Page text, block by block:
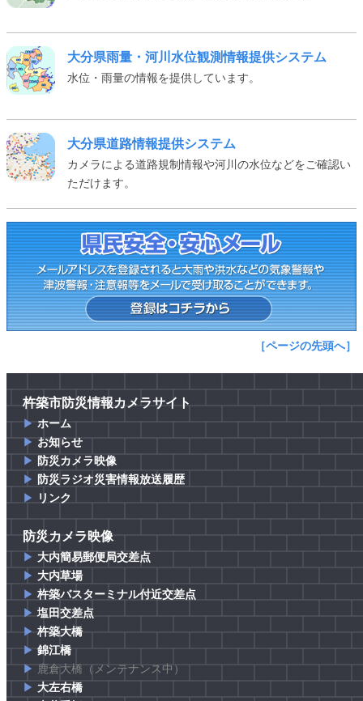
大分県雨量・河川水位観測情報提供システム
水位・雨量の情報を提供しています。
大分県道路情報提供システム
カメラによる道路規制情報や河川の水位などをご確認い
ただけます。
［ページの先頭へ］
杵築市防災情報カメラサイト
▶ ホーム
▶ お知らせ
▶ 防災カメラ映像
▶ 防災ラジオ災害情報放送履歴
▶ リンク
防災カメラ映像
▶ 大内簡易郵便局交差点
▶ 大内草場
▶ 杵築バスターミナル付近交差点
▶ 塩田交差点
▶ 杵築大橋
▶ 錦江橋
▶ 鹿倉大橋（メンテナンス中）
▶ 大左右橋